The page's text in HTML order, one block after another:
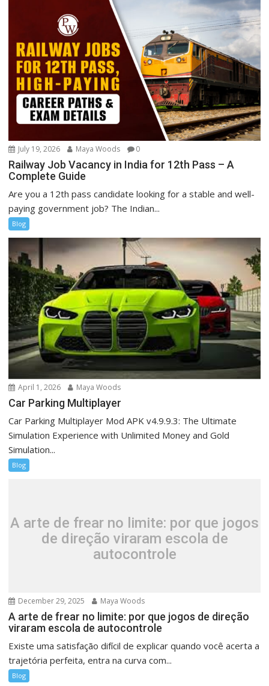
July 19, 2026 Maya Woods 0
Railway Job Vacancy in India for 12th Pass – A
Complete Guide
Are you a 12th pass candidate looking for a stable and well-
paying government job? The Indian...
Blog
April 1, 2026 Maya Woods
Car Parking Multiplayer
Car Parking Multiplayer Mod APK v4.9.9.3: The Ultimate
Simulation Experience with Unlimited Money and Gold
Simulation...
Blog
A arte de frear no limite: por que jogos
de direção viraram escola de
autocontrole
December 29, 2025 Maya Woods
A arte de frear no limite: por que jogos de direção
viraram escola de autocontrole
Existe uma satisfação difícil de explicar quando você acerta a
trajetória perfeita, entra na curva com...
Blog